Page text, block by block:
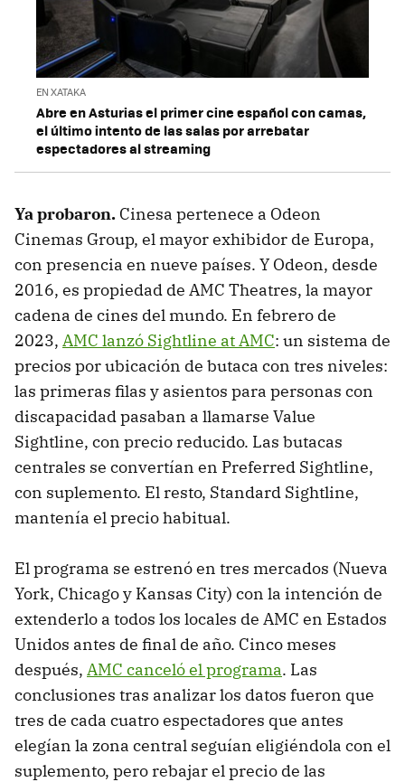
EN XATAKA
Abre en Asturias el primer cine español con camas,
el último intento de las salas por arrebatar
espectadores al streaming
Ya probaron. Cinesa pertenece a Odeon
Cinemas Group, el mayor exhibidor de Europa,
con presencia en nueve países. Y Odeon, desde
2016, es propiedad de AMC Theatres, la mayor
cadena de cines del mundo. En febrero de
2023, AMC lanzó Sightline at AMC: un sistema de
precios por ubicación de butaca con tres niveles:
las primeras filas y asientos para personas con
discapacidad pasaban a llamarse Value
Sightline, con precio reducido. Las butacas
centrales se convertían en Preferred Sightline,
con suplemento. El resto, Standard Sightline,
mantenía el precio habitual.
El programa se estrenó en tres mercados (Nueva
York, Chicago y Kansas City) con la intención de
extenderlo a todos los locales de AMC en Estados
Unidos antes de final de año. Cinco meses
después, AMC canceló el programa. Las
conclusiones tras analizar los datos fueron que
tres de cada cuatro espectadores que antes
elegían la zona central seguían eligiéndola con el
suplemento, pero rebajar el precio de las